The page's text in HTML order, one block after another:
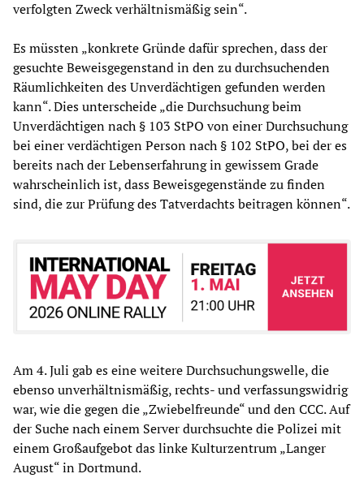
verfolgten Zweck verhältnismäßig sein“.
Es müssten „konkrete Gründe dafür sprechen, dass der
gesuchte Beweisgegenstand in den zu durchsuchenden
Räumlichkeiten des Unverdächtigen gefunden werden
kann“. Dies unterscheide „die Durchsuchung beim
Unverdächtigen nach § 103 StPO von einer Durchsuchung
bei einer verdächtigen Person nach § 102 StPO, bei der es
bereits nach der Lebenserfahrung in gewissem Grade
wahrscheinlich ist, dass Beweisgegenstände zu finden
sind, die zur Prüfung des Tatverdachts beitragen können“.
Am 4. Juli gab es eine weitere Durchsuchungswelle, die
ebenso unverhältnismäßig, rechts- und verfassungswidrig
war, wie die gegen die „Zwiebelfreunde“ und den CCC. Auf
der Suche nach einem Server durchsuchte die Polizei mit
einem Großaufgebot das linke Kulturzentrum „Langer
August“ in Dortmund.